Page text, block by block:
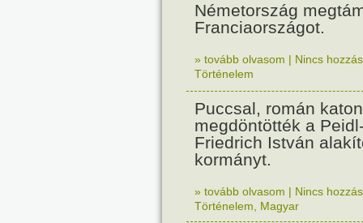
Németország
Franciaországot.
» tovább olvasom | Nincs
Történelem
Puccsal, román
megdöntötték a
Friedrich István
kormányt.
» tovább olvasom | Nincs
Történelem
Magyar